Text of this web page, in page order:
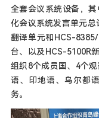
全套会议系统设备，
化会议系统发言单元
翻译单元和HCS-
台、以及HCS-5100R
组织8个成员国、4个
语、印地语、乌尔都
务。